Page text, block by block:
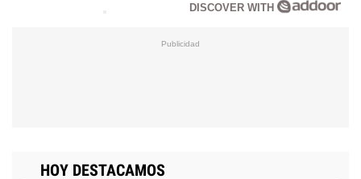
DISCOVER WITH
HOY DESTACAMOS